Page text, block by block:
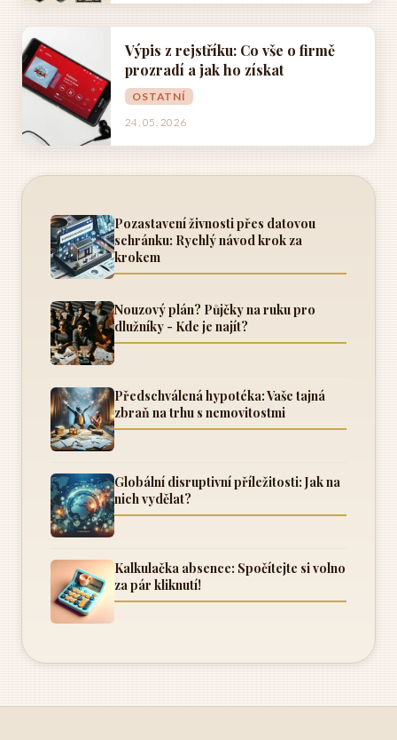
Výpis z rejstříku: Co vše o firmě
prozradí a jak ho získat
OSTATNÍ
24. 05. 2026
Pozastavení živnosti přes datovou
schránku: Rychlý návod krok za
krokem
Nouzový plán? Půjčky na ruku pro
dlužníky - Kde je najít?
Předschválená hypotéka: Vaše tajná
zbraň na trhu s nemovitostmi
Globální disruptivní příležitosti: Jak na
nich vydělat?
Kalkulačka absence: Spočítejte si volno
za pár kliknutí!